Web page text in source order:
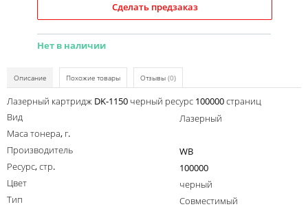
HP
Kodak
Konica Minolta
Kyocera
Lexmark
Сделать предзаказ
Нет в наличии
Описание Похожие товары Отзывы (0)
Лазерный картридж DK-1150 черный ресурс 100000 страниц
Вид
Лазерный
Маса тонера, г.
Производитель
WB
Ресурс, стр.
100000
Цвет
черный
Тип
Совместимый